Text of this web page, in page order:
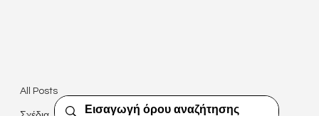
All Posts
5 Στρατηγικές για να Ενισχύσετε την